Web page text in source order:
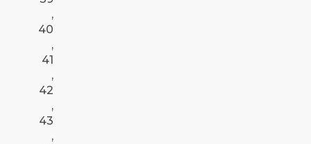
,
40
,
41
,
42
,
43
,